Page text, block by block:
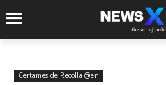
Certames de Recolla @en